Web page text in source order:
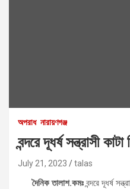
অপরাধ নারায়ণগঞ্জ
বন্দরে দূধর্ষ সন্ত্রাসী
July 21, 2023 talas
দৈনিক তালাশ.কমঃবন্দরে দূধর্ষ